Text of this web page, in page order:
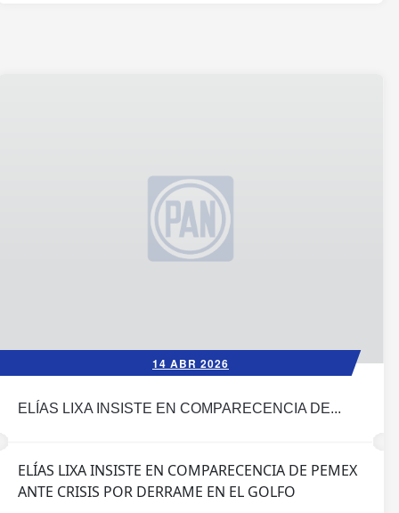
14 ABR 2026
ELÍAS LIXA INSISTE EN COMPARECENCIA DE...
ELÍAS LIXA INSISTE EN COMPARECENCIA DE PEMEX
ANTE CRISIS POR DERRAME EN EL GOLFO